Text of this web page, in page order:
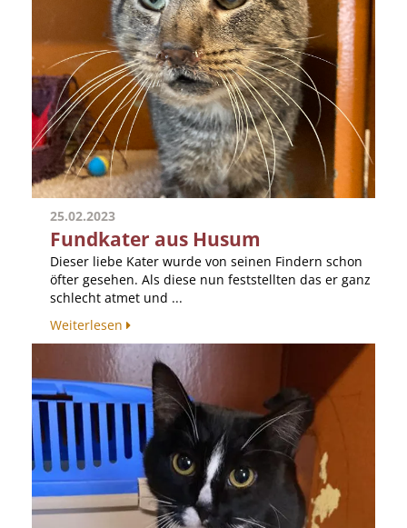
25.02.2023
Fundkater aus Husum
Dieser liebe Kater wurde von seinen Findern schon
öfter gesehen. Als diese nun feststellten das er ganz
schlecht atmet und ...
Weiterlesen